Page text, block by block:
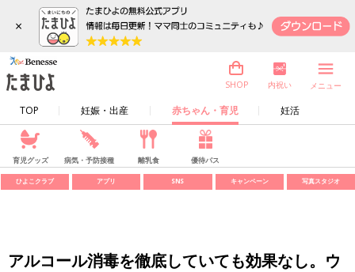
×
TOP 妊娠・出産 赤ちゃん・育児 妊活
SHOP 内祝い メニュー
育児グッズ 病気・予防接種 離乳食 優待パス
ひよこクラブ アプリ SNS キャンペーン 写真スタジオ
アルコール消毒を徹底していても効果なし。ウ